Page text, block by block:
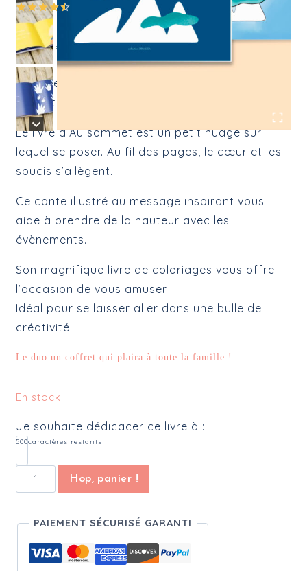
Noté4.50
sur 5 basé
sur
2
notations
client
avis client)
20,00€
Avec ce coffret duo vous apprenez à vivre avec
légèreté.
Le livre d’Au sommet est un petit nuage sur
lequel se poser. Au fil des pages, le cœur et les
soucis s’allègent.
Ce conte illustré au message inspirant vous
aide à prendre de la hauteur avec les
évènements.
Son magnifique livre de coloriages vous offre
l’occasion de vous amuser.
Idéal pour se laisser aller dans une bulle de
créativité.
Le duo un coffret qui plaira à toute la famille !
En stock
Je souhaite dédicacer ce livre à :
500caractères restants
quantité de Duo, Livre et Coloriages, Au sommet
Hop, panier !
PAIEMENT SÉCURISÉ GARANTI